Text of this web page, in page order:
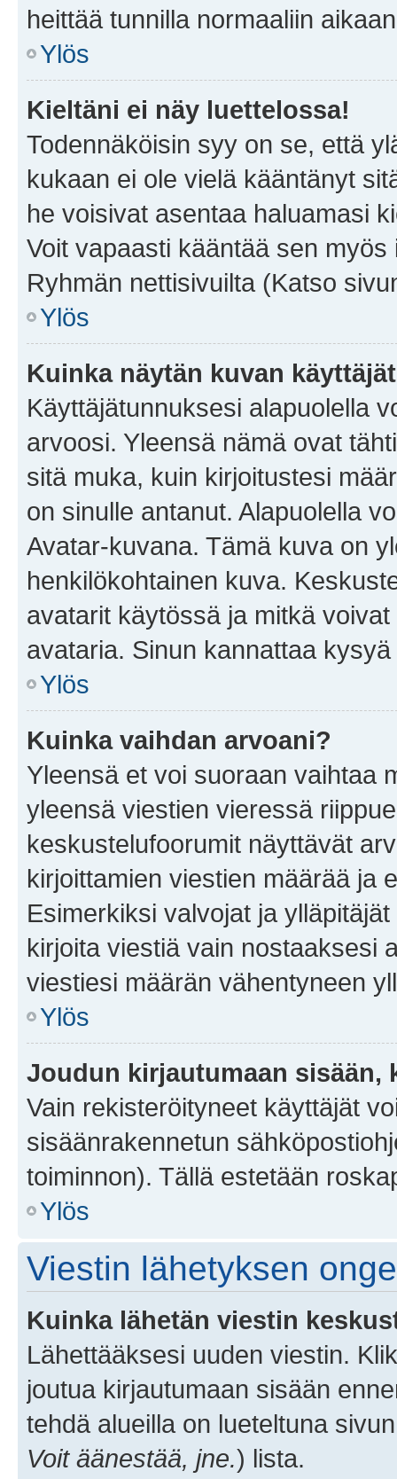
heittää tunnilla normaaliin
Ylös
Kieltäni ei näy luettelossa!
Todennäköisin syy on se, että
kukaan ei ole vielä kääntänyt
he voisivat asentaa haluamasi
Voit vapaasti kääntää sen
Ryhmän nettisivuilta (Katso
Ylös
Kuinka näytän kuvan
Käyttäjätunnuksesi alapuolella
arvoosi. Yleensä nämä ovat
sitä muka, kuin kirjoitustesi
on sinulle antanut. Alapuolella
Avatar-kuvana. Tämä kuva on
henkilökohtainen kuva.
avatarit käytössä ja mitkä
avataria. Sinun kannattaa
Ylös
Kuinka vaihdan arvoani?
Yleensä et voi suoraan vaihtaa
yleensä viestien vieressä
keskustelufoorumit näyttävät
kirjoittamien viestien määrää ja
Esimerkiksi valvojat ja
kirjoita viestiä vain nostaaksesi
viestiesi määrän vähentyneen
Ylös
Joudun kirjautumaan sisään,
Vain rekisteröityneet käyttäjät
sisäänrakennetun
toiminnon). Tällä estetään
Ylös
Viestin lähetyksen
Kuinka lähetän viestin
Lähettääksesi uuden viestin.
joutua kirjautumaan sisään
tehdä alueilla on lueteltuna
Voit äänestää, jne.) lista.